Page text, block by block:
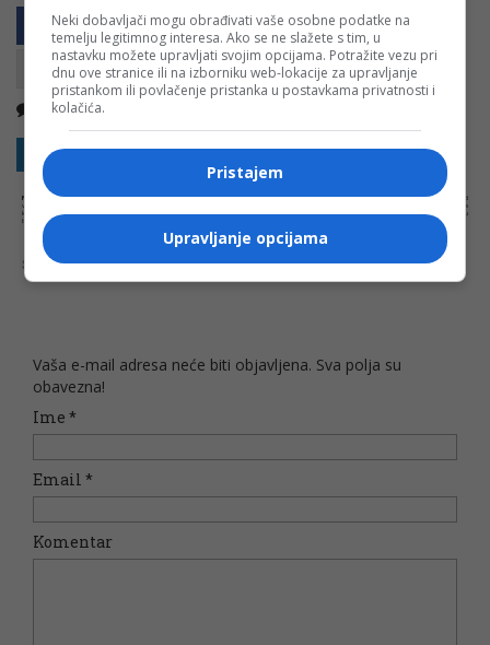
Nema komentara
Sakrij sve komentare Prikaži komentare
NAPOMENA:Komentari odražavaju stavove njihovih autora, a ne nužno i stavove internet portala Banjaluka.com. Molimo korisnike da se suzdrže od
vrijeđanja, psovanja i vulgarnog izražavanja. Portal Banjaluka.com zadržava pravo da obriše komentar bez najave i objašnjenja. Zbog velikog broja
komentara Banjaluka.com nije dužan obrisati sve komentare koji krše pravila. Kao čitalac takođe prihvatate mogućnost da među komentarima mogu
biti pronađeni sadržaji koji mogu biti u suprotnosti sa vašim vjerskim, moralnim i drugim načelima i uvjerenjima.
Šta mislite o ovoj temi?
Vaša e-mail adresa neće biti objavljena. Sva polja su
obavezna!
Ime *
Email *
Komentar
Neki dobavljači mogu obrađivati vaše osobne podatke na
temelju legitimnog interesa. Ako se ne slažete s tim, u
nastavku možete upravljati svojim opcijama. Potražite vezu pri
dnu ove stranice ili na izborniku web-lokacije za upravljanje
pristankom ili povlačenje pristanka u postavkama privatnosti i
kolačića.
Pristajem
Upravljanje opcijama